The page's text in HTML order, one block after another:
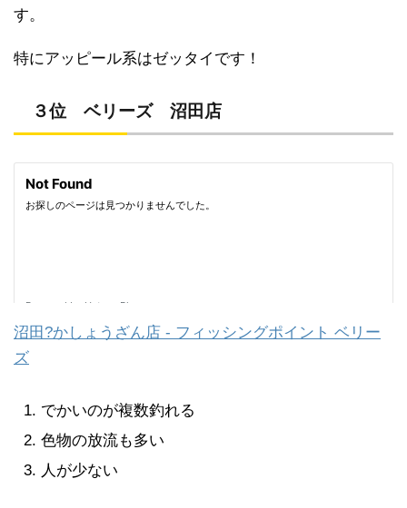
す。
特にアッピール系はゼッタイです！
３位 ベリーズ 沼田店
沼田?かしょうざん店 - フィッシングポイント ベリー
ズ
でかいのが複数釣れる
色物の放流も多い
人が少ない